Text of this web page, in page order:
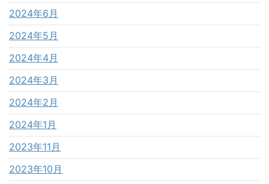
2024年6月
2024年5月
2024年4月
2024年3月
2024年2月
2024年1月
2023年11月
2023年10月